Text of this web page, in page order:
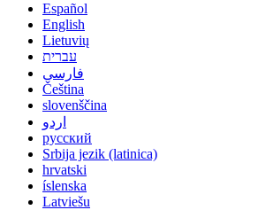
Español
English
Lietuvių
עברית
فارسی
Čeština
slovenščina
اردو
русский
Srbija jezik (latinica)
hrvatski
íslenska
Latviešu